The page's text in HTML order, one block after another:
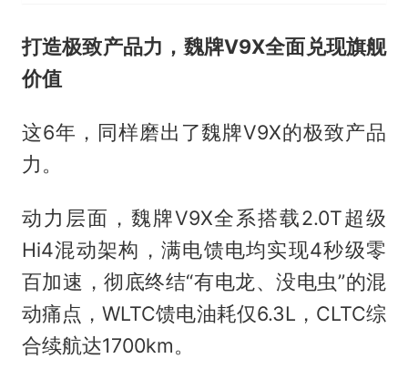
打造极致产品力，魏牌V9X全面兑现旗舰
价值
这6年，同样磨出了魏牌V9X的极致产品
力。
动力层面，魏牌V9X全系搭载2.0T超级
Hi4混动架构，满电馈电均实现4秒级零
百加速，彻底终结“有电龙、没电虫”的混
动痛点，WLTC馈电油耗仅6.3L，CLTC综
合续航达1700km。